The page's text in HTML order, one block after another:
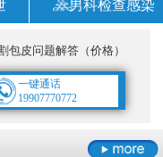
男科检查感染
包皮问题解答（价格）
一键通话
19907770772